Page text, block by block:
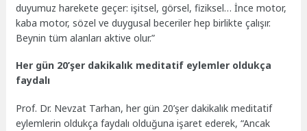
duyumuz harekete geçer: işitsel, görsel, fiziksel… İnce motor,
kaba motor, sözel ve duygusal beceriler hep birlikte çalışır.
Beynin tüm alanları aktive olur.”
Her gün 20’şer dakikalık meditatif eylemler oldukça
faydalı
Prof. Dr. Nevzat Tarhan, her gün 20’şer dakikalık meditatif
eylemlerin oldukça faydalı olduğuna işaret ederek, “Ancak